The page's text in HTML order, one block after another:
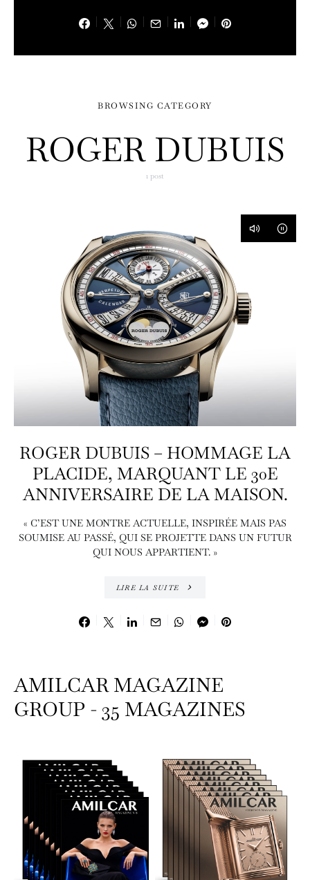
BROWSING CATEGORY
ROGER DUBUIS
1 post
ROGER DUBUIS – HOMMAGE LA
PLACIDE, MARQUANT LE 30E
ANNIVERSAIRE DE LA MAISON.
« C’EST UNE MONTRE ACTUELLE, INSPIRÉE MAIS PAS
SOUMISE AU PASSÉ, QUI SE PROJETTE DANS UN FUTUR
QUI NOUS APPARTIENT. »
LIRE LA SUITE
AMILCAR MAGAZINE
GROUP - 35 MAGAZINES